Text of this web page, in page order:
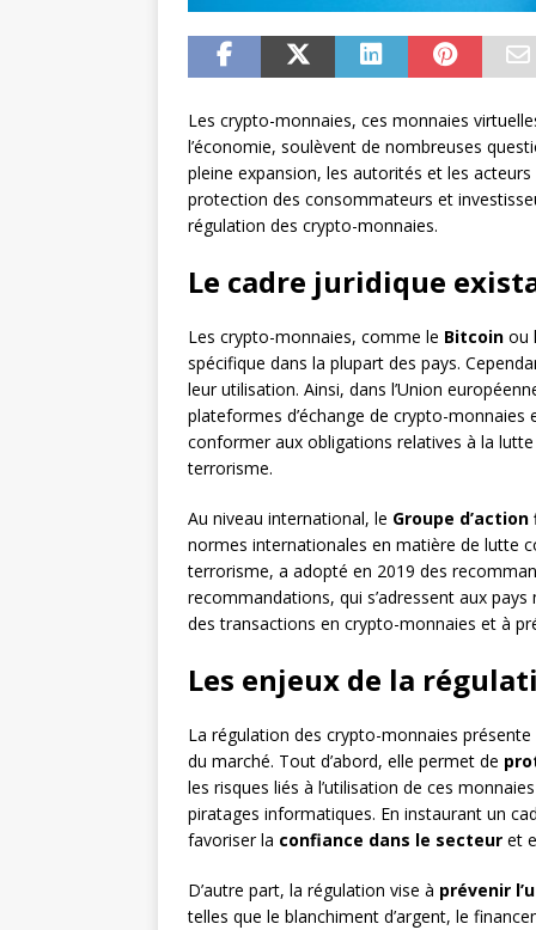
Les crypto-monnaies, ces monnaies
l’économie, soulèvent de nombreuses
pleine expansion, les autorités et les
protection des consommateurs et
régulation des crypto-monnaies.
Le cadre juridique
Les crypto-monnaies, comme le Bitcoin ou
spécifique dans la plupart des pays.
leur utilisation. Ainsi, dans l’Union
plateformes d’échange de crypto-
conformer aux obligations relatives à la
terrorisme.
Au niveau international, le Groupe
normes internationales en matière de lutte
terrorisme, a adopté en 2019 des
recommandations, qui s’adressent aux
des transactions en crypto-monnaies et à
Les enjeux de la
La régulation des crypto-monnaies
du marché. Tout d’abord, elle permet de
les risques liés à l’utilisation de ces
piratages informatiques. En instaurant un
favoriser la confiance dans le secteur et
D’autre part, la régulation vise à prévenir
telles que le blanchiment d’argent, le